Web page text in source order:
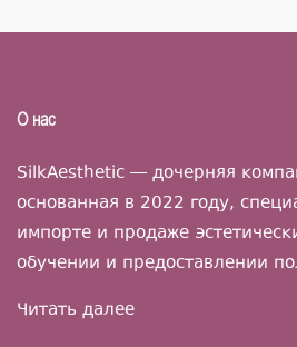
О нас
SilkAesthetic — дочерняя
основанная в 2022 году,
импорте и продаже
обучении и предоставлении
Читать далее